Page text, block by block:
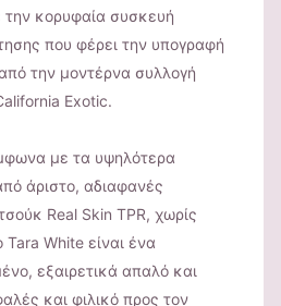
την κορυφαία συσκευή
που φέρει την υπογραφή
την μοντέρνα συλλογή
Exotic.
με τα υψηλότερα
άριστο, αδιαφανές
Real Skin TPR, χωρίς
White είναι ένα
εξαιρετικά απαλό και
και φιλικό προς τον